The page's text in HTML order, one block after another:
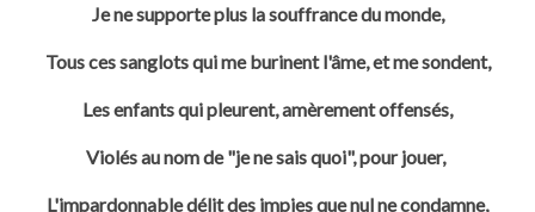
Je ne supporte plus la souffrance du monde,
Tous ces sanglots qui me burinent l'âme, et me sondent,
Les enfants qui pleurent, amèrement offensés,
Violés au nom de "je ne sais quoi", pour jouer,
L'impardonnable délit des impies que nul ne condamne,